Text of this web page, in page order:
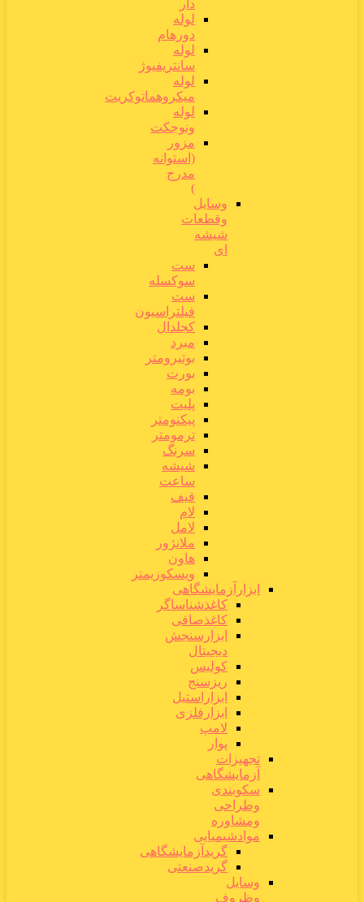
دار
لوله
دورهام
لوله
سانتریفیوژ
لوله
میکروهماتوکریت
لوله
ونوجکت
مزور
(استوانه
مدرج
)
وسایل
وقطعات
شیشه
ای
ست
سوکسله
ست
فیلتراسیون
کجلدال
مبرد
بوتیرومتر
بورت
بومه
پلیت
پیکنومتر
ترمومتر
سرنگ
شیشه
ساعت
قیف
لام
لامل
ملانژور
هاون
ویسکوزیمتر
ابزارآزمایشگاهی
کاغذشناساگر
کاغذصافی
ابزارسنجش
دیجیتال
کولیس
ریزسنج
ابزاراستیل
ابزارفلزی
لامپ
پوار
تجهیزات
آزمایشگاهی
سکوبندی
وطراحی
ومشاوره
موادشیمیایی
گریدآزمایشگاهی
گریدصنعتی
وسایل
وظروف